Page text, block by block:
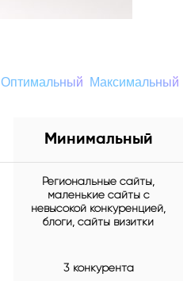
Оптимальный Максимальный
Минимальный
Региональные сайты,
маленькие сайты с
невысокой конкуренцией,
блоги, сайты визитки
3 конкурента